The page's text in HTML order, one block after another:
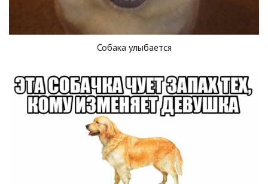
Собака улыбается